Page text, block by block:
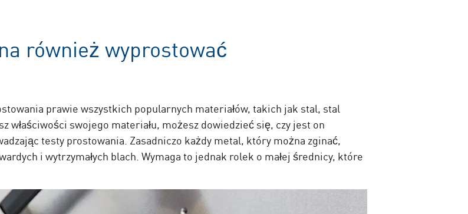
również wyprostować
prawie wszystkich popularnych materiałów, takich jak stal, stal
swojego materiału, możesz dowiedzieć się, czy jest on
testy prostowania. Zasadniczo każdy metal, który można zginać,
i wytrzymałych blach. Wymaga to jednak rolek o małej średnicy, które